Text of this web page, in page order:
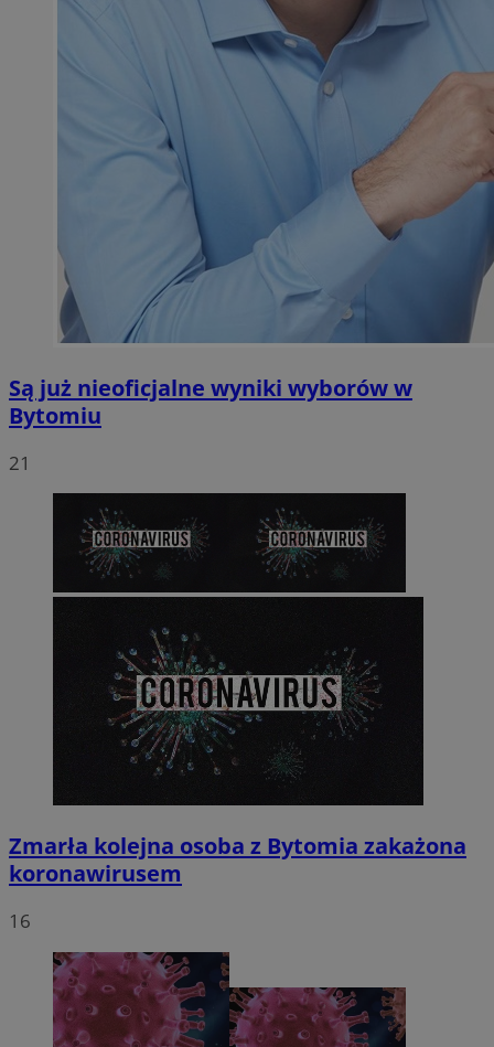
Są już nieoficjalne wyniki wyborów w
Bytomiu
21
Zmarła kolejna osoba z Bytomia zakażona
koronawirusem
16